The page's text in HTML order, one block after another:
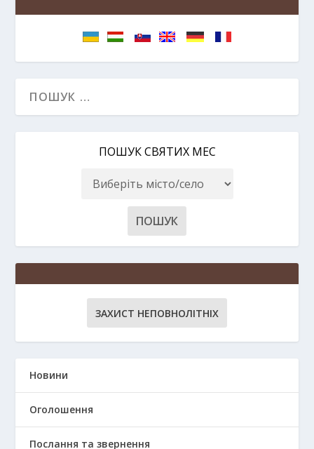
ПОШУК СВЯТИХ МЕС
ЗАХИСТ НЕПОВНОЛІТНІХ
Новини
Оголошення
Послання та звернення